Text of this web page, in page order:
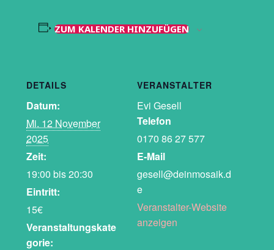
ZUM KALENDER HINZUFÜGEN
DETAILS
Datum:
Mi. 12 November
2025
Zeit:
19:00 bis 20:30
Eintritt:
15€
Veranstaltungskate
gorie:
VERANSTALTER
Evi Gesell
Telefon
0170 86 27 577
E-Mail
gesell@deinmosaik.d
e
Veranstalter-Website
anzeigen